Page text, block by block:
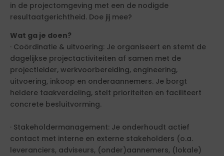
in de projectomgeving met een de nodigde
resultaatgerichtheid. Doe jij mee?
Wat ga je doen?
· Coördinatie & uitvoering: Je organiseert en stemt de
dagelijkse projectactiviteiten af samen met de
projectleider, werkvoorbereiding, engineering,
uitvoering, inkoop en onderaannemers. Je borgt
heldere taakverdeling, stelt prioriteiten en faciliteert
concrete besluitvorming.
· Stakeholdermanagement: Je onderhoudt actief
contact met interne en externe stakeholders (o.a.
leveranciers, adviseurs, (onder)aannemers, (lokale)